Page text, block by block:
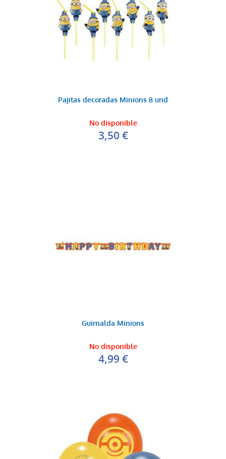
Pajitas decoradas Minions 8 und
No disponible
3,50 €
Guirnalda Minions
No disponible
4,99 €